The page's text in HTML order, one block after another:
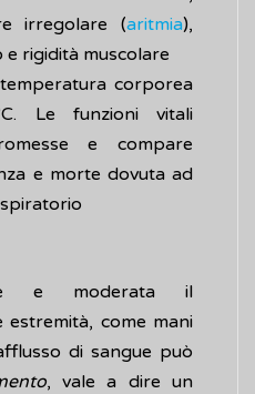
irregolare (aritmia),
rigidità muscolare
corporea
Le funzioni vitali
e compare
e morte dovuta ad
e moderata il
come mani
di sangue può
, vale a dire un